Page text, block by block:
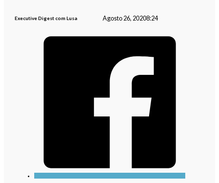
Executive Digest com Lusa Agosto 26, 20208:24